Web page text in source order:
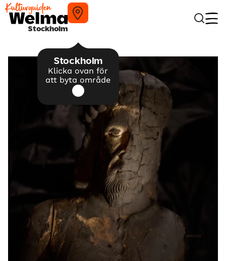
Stockholm
Stockholm
Klicka ovan för
att byta område